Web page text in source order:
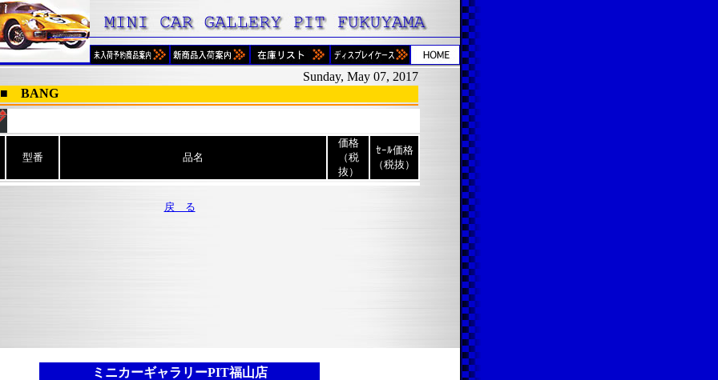
Sunday, May 07, 2017
■ BANG
型番 品名
価格
（税
抜）
ｾｰﾙ価格
（税抜）
戻 る
ミニカーギャラリーPIT福山店